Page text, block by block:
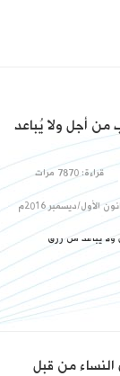
من أجل ولا يُباعد
قراءة: 7870 مرات
من قبل